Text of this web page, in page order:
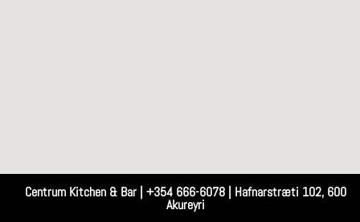
Centrum Kitchen & Bar | +354 666-6078 | Hafnarstræti 102, 600
Akureyri